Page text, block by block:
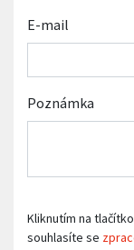
E-mail
Poznámka
Kliknutím na
souhlasíte se